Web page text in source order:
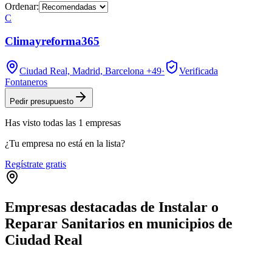
Ordenar:
C
Climayreforma365
Ciudad Real, Madrid, Barcelona +49·
Verificada
Fontaneros
Pedir presupuesto
Has visto todas las 1 empresas
¿Tu empresa no está en la lista?
Regístrate gratis
Empresas destacadas de Instalar o
Reparar Sanitarios en municipios de
Ciudad Real